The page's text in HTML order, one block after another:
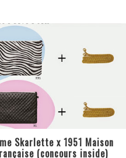
Skarlette x 1951 Maison
(concours inside)